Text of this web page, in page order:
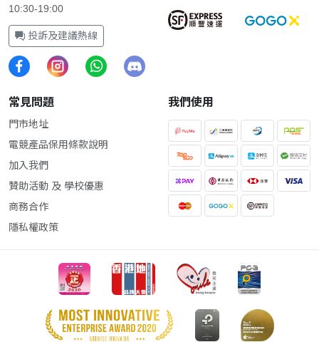
10:30-19:00
投訴及建議熱線
常見問題
門市地址
電競產品保用條款說明
加入我們
贊助活動 及 學校優惠
商務合作
隱私權政策
我們使用